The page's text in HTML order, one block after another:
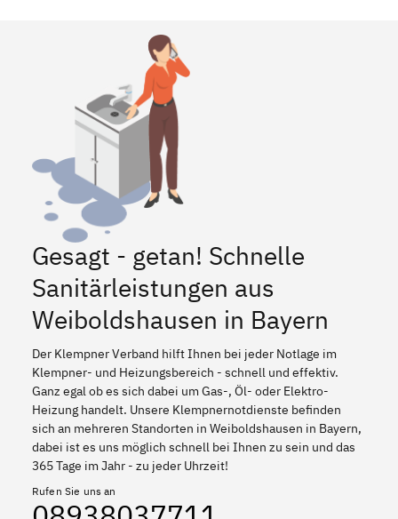
Gesagt - getan! Schnelle
Sanitärleistungen aus
Weiboldshausen in Bayern
Der Klempner Verband hilft Ihnen bei jeder Notlage im
Klempner- und Heizungsbereich - schnell und effektiv.
Ganz egal ob es sich dabei um Gas-, Öl- oder Elektro-
Heizung handelt. Unsere Klempnernotdienste befinden
sich an mehreren Standorten in Weiboldshausen in Bayern,
dabei ist es uns möglich schnell bei Ihnen zu sein und das
365 Tage im Jahr - zu jeder Uhrzeit!
Rufen Sie uns an